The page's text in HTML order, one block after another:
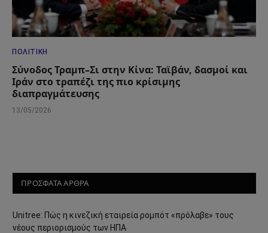
ΠΟΛΙΤΙΚΉ
Σύνοδος Τραμπ–Σι στην Κίνα: Ταϊβάν, δασμοί και
Ιράν στο τραπέζι της πιο κρίσιμης
διαπραγμάτευσης
13/05/2026
ΠΡΟΣΦΑΤΑ ΑΡΘΡΑ
Unitree: Πώς η κινεζική εταιρεία ρομπότ «πρόλαβε» τους
νέους περιορισμούς των ΗΠΑ